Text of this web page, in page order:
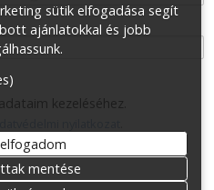
kezeléséhez.
sütik elfogadása segít
ajánlatokkal és jobb
mentése